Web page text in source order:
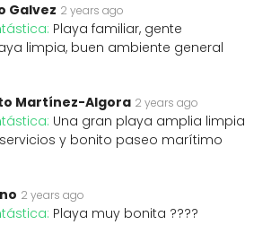
Galvez 2 years ago
Playa familiar, gente
limpia, buen ambiente general
Martínez-Algora 2 years ago
Una gran playa amplia limpia
y bonito paseo marítimo
2 years ago
Playa muy bonita ????️